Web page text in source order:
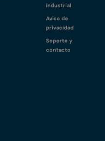
industrial
Aviso de
privacidad
Soporte y
contacto